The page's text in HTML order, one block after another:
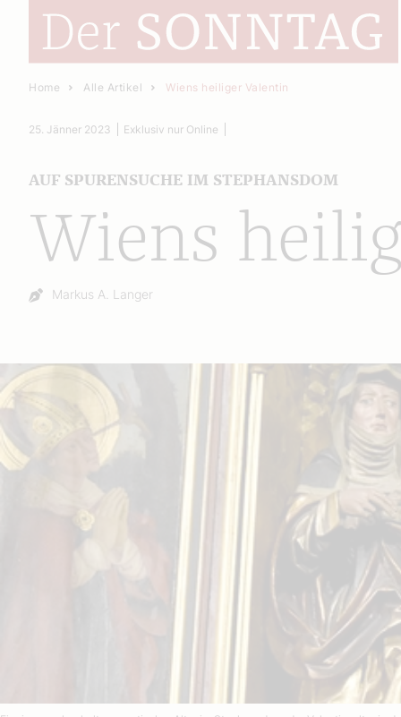
Home Alle Artikel Wiens heiliger Valentin
Wiens
AUF SPURENSUCHE IM STEPHANSDOM
25. Jänner 2023 Exklusiv nur Online
Autor:
Markus A. Langer